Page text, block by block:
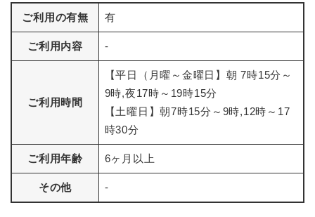
ご利用の有無 有
ご利用内容 -
ご利用時間
【平日（月曜～金曜日】朝 7時15分～
9時,夜17時～19時15分
【土曜日】朝7時15分～9時,12時～17
時30分
ご利用年齢 6ヶ月以上
その他 -